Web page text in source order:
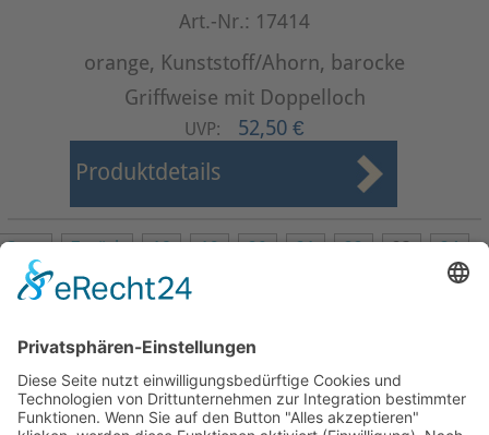
Art.-Nr.: 17414
orange, Kunststoff/Ahorn, barocke
Griffweise mit Doppelloch
UVP: 52,50 €
Produktdetails
Start Zurück 18 19 20 21 22 23
24
Seite 23 von 27
Mollenhauer Adresse